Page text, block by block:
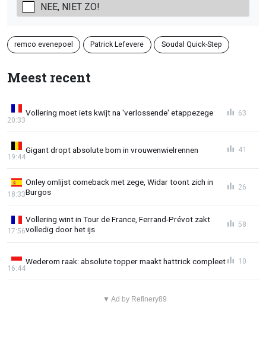
NEE, NIET ZO!
remco evenepoel Patrick Lefevere Soudal Quick-Step
Meest recent
Vollering moet iets kwijt na 'verlossende' etappezege
20:33
63
Gigant dropt absolute bom in vrouwenwielrennen
19:44
41
Onley omlijst comeback met zege, Widar toont zich in
Burgos
18:33
26
Vollering wint in Tour de France, Ferrand-Prévot zakt
volledig door het ijs
17:56
58
Wederom raak: absolute topper maakt hattrick compleet
16:44
10
▼ Ad by Refinery89